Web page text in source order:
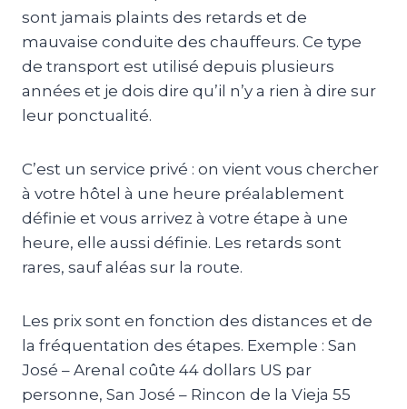
sont jamais plaints des retards et de
mauvaise conduite des chauffeurs. Ce type
de transport est utilisé depuis plusieurs
années et je dois dire qu’il n’y a rien à dire sur
leur ponctualité.
C’est un service privé : on vient vous chercher
à votre hôtel à une heure préalablement
définie et vous arrivez à votre étape à une
heure, elle aussi définie. Les retards sont
rares, sauf aléas sur la route.
Les prix sont en fonction des distances et de
la fréquentation des étapes. Exemple : San
José – Arenal coûte 44 dollars US par
personne, San José – Rincon de la Vieja 55